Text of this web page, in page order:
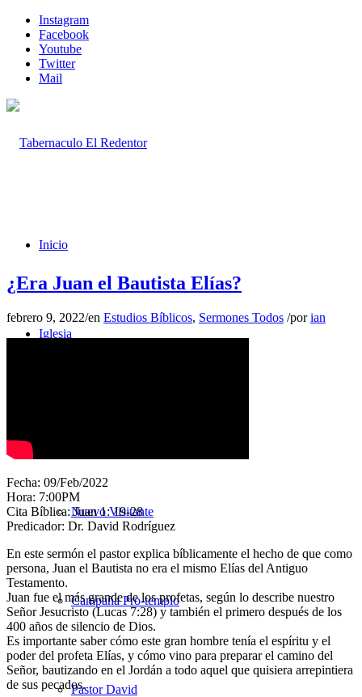
Instagram
Facebook
Youtube
Twitter
Mail
Inicio
Iglesia
Nuevo Visitante
Campaña Pro-templo
Pastor David
¿Era Juan el Bautista Elías?
febrero 9, 2022/en Estudios Bíblicos, Sermones Todos /porian
Fecha: 09/Feb/2022
Hora: 7:00PM
Cita Bíblica: Juan 1: 19-28
Predicador: Dr. David Rodríguez
En este sermón el pastor explica bíblicamente el hecho de que como
persona, Juan el Bautista no era el mismo Elías del Antiguo
Testamento.
Juan fue el más grande de los profetas, según lo describe nuestro
Señor Jesucristo (Lucas 7:28) y también el primero después de los
400 años de silencio de Dios.
Es importante saber cómo este gran hombre tenía el espíritu y el
poder del profeta Elías, y cómo vino para preparar el camino del
Señor, bautizando en el Jordán a todo aquel que quisiera arrepintiera
de sus pecados.